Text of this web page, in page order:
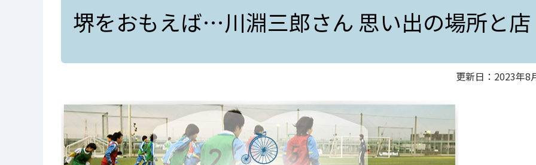
堺をおもえば…川淵三郎さん 思い出の場所と店
更新日：2023年8